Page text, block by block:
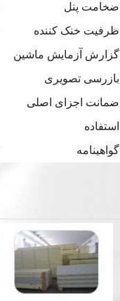
ضخامت پنل
ظرفیت خنک کننده
گزارش آزمایش ماشین
بازرسی تصویری
ضمانت اجزای اصلی
استفاده
گواهینامه